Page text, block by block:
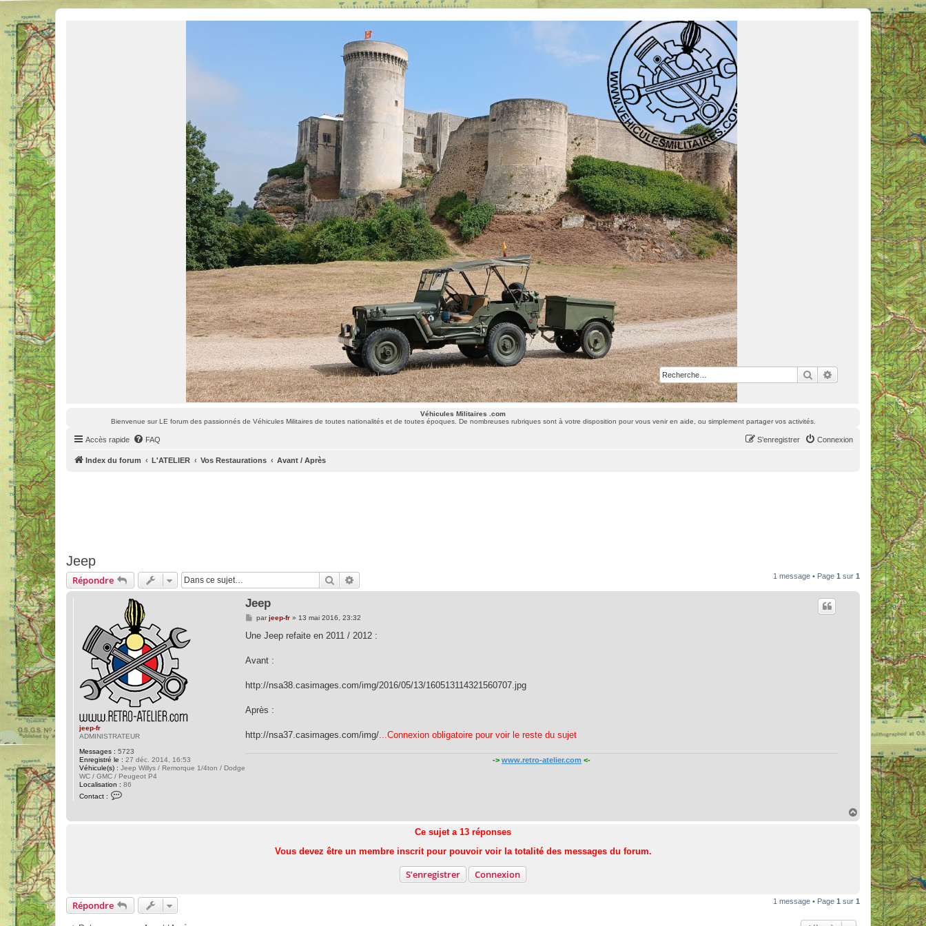
RechercherRecherche avancée
Bienvenue sur LE forum des passionnés de Véhicules Militaires de toutes nationalités et de toutes époques. De nombreuses rubriques sont à votre disposition pour vous venir en aide, ou simplement partager vos activités.
Véhicules Militaires .com
Bienvenue sur LE forum des passionnés de Véhicules Militaires de toutes nationalités et de toutes époques. De nombreuses rubriques sont à votre disposition pour vous venir en aide, ou simplement partager vos activités.
Accès rapide FAQ Connexion
S’enregistrer
Index du forum L'ATELIER Vos Restaurations Avant / Après
Jeep
Répondre Rechercher 1 message • Page 1 sur 1
jeep-fr
ADMINISTRATEUR
Messages : 5723
Enregistré le : 27 déc. 2014, 16:53
Véhicule(s) : Jeep Willys / Remorque 1/4ton / Dodge
WC / GMC / Peugeot P4
Localisation : 86
Contact :
-
f
r
Jeep
M
s
g
parjeep-fr» 13 mai 2016, 23:32
Une Jeep refaite en 2011 / 2012 :
Avant :
http://nsa38.casimages.com/img/2016/05/13/160513114321560707.jpg
Après :
http://nsa37.casimages.com/img/ ...Connexion obligatoire pour voir le reste du sujet
->www.retro-atelier.com <-
Ce sujet a 13 réponses
Vous devez être un membre inscrit pour pouvoir voir la totalité des messages du forum.
S’enregistrer Connexion
Répondre 1 message • Page 1 sur 1